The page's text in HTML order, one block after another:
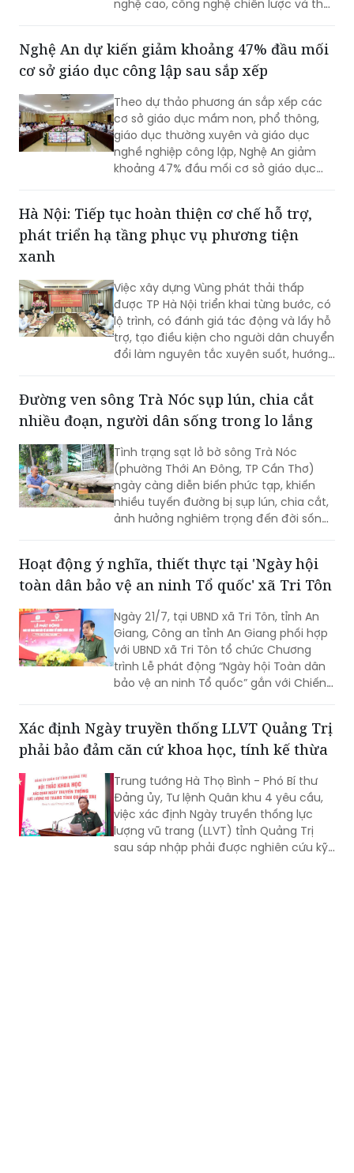
nghệ cao, công nghệ chiến lược và thu
Nghệ An dự kiến giảm khoảng 47% đầu mối
cơ sở giáo dục công lập sau sắp xếp
Theo dự thảo phương án sắp xếp các
cơ sở giáo dục mầm non, phổ thông,
giáo dục thường xuyên và giáo dục
nghề nghiệp công lập, Nghệ An giảm
khoảng 47% đầu mối cơ sở giáo dục
Hà Nội: Tiếp tục hoàn thiện cơ chế hỗ trợ,
phát triển hạ tầng phục vụ phương tiện
xanh
Việc xây dựng Vùng phát thải thấp
được TP Hà Nội triển khai từng bước, có
lộ trình, có đánh giá tác động và lấy hỗ
trợ, tạo điều kiện cho người dân chuyển
đổi làm nguyên tắc xuyên suốt, hướng
công cộng hiện đại và xây dựng Thủ đô
xanh, văn minh, bền vững.
Đường ven sông Trà Nóc sụp lún, chia cắt
nhiều đoạn, người dân sống trong lo lắng
Tình trạng sạt lở bờ sông Trà Nóc
(phường Thới An Đông, TP Cần Thơ)
ngày càng diễn biến phức tạp, khiến
nhiều tuyến đường bị sụp lún, chia cắt,
ảnh hưởng nghiêm trọng đến đời sống
nâng đường để duy trì lối đi. Tuy nhiên,
người dân vẫn thường trực nỗi lo sạt lở,
nước lớn.
Hoạt động ý nghĩa, thiết thực tại 'Ngày hội
toàn dân bảo vệ an ninh Tổ quốc' xã Tri Tôn
Ngày 21/7, tại UBND xã Tri Tôn, tỉnh An
Giang, Công an tỉnh An Giang phối hợp
với UBND xã Tri Tôn tổ chức Chương
trình Lễ phát động “Ngày hội Toàn dân
bảo vệ an ninh Tổ quốc” gắn với Chiến
Xác định Ngày truyền thống LLVT Quảng Trị
phải bảo đảm căn cứ khoa học, tính kế thừa
Trung tướng Hà Thọ Bình - Phó Bí thư
Đảng ủy, Tư lệnh Quân khu 4 yêu cầu,
việc xác định Ngày truyền thống lực
lượng vũ trang (LLVT) tỉnh Quảng Trị
sau sáp nhập phải được nghiên cứu kỹ